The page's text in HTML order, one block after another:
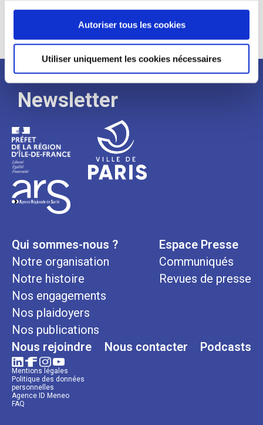
continuez à utiliser notre site Web.
Autoriser tous les cookies
Utiliser uniquement les cookies nécessaires
recrutement
Newsletter
Qui sommes-nous ?
Notre organisation
Notre histoire
Nos engagements
Nos plaidoyers
Nos publications
Espace Presse
Communiqués
Revues de presse
Nous rejoindre Nous contacter Podcasts
Mentions légales
Politique des données
personnelles
Agence ID Meneo
FAQ